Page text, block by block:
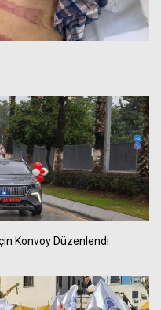
Konvoy Düzenlendi